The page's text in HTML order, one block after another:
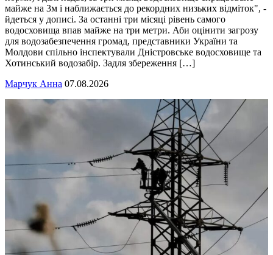
майже на 3м і наближається до рекордних низьких відміток", -
йдеться у дописі. За останні три місяці рівень самого
водосховища впав майже на три метри. Аби оцінити загрозу
для водозабезпечення громад, представники України та
Молдови спільно інспектували Дністровське водосховище та
Хотинський водозабір. Задля збереження […]
Марчук Анна 07.08.2026